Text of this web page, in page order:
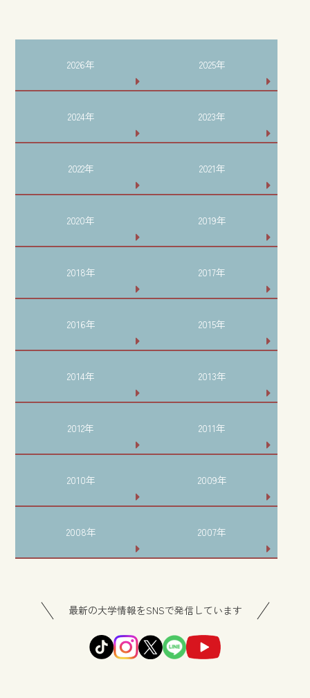
2026年 2025年
2024年 2023年
2022年 2021年
2020年 2019年
2018年 2017年
2016年 2015年
2014年 2013年
2012年 2011年
2010年 2009年
2008年 2007年
最新の大学情報をSNSで発信しています